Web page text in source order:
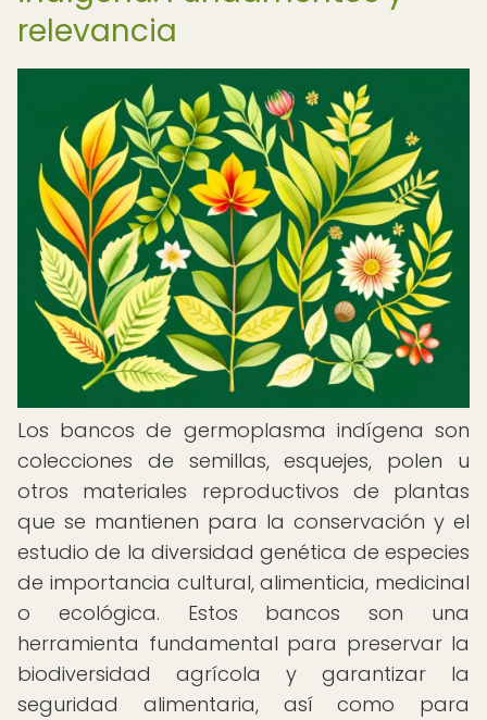
relevancia
Los bancos de germoplasma indígena son
colecciones de semillas, esquejes, polen u
otros materiales reproductivos de plantas
que se mantienen para la conservación y el
estudio de la diversidad genética de especies
de importancia cultural, alimenticia, medicinal
o ecológica. Estos bancos son una
herramienta fundamental para preservar la
biodiversidad agrícola y garantizar la
seguridad alimentaria, así como para